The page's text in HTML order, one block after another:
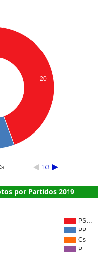
1/3
20
por Partidos 2019
PS…
PP
Cs
P…